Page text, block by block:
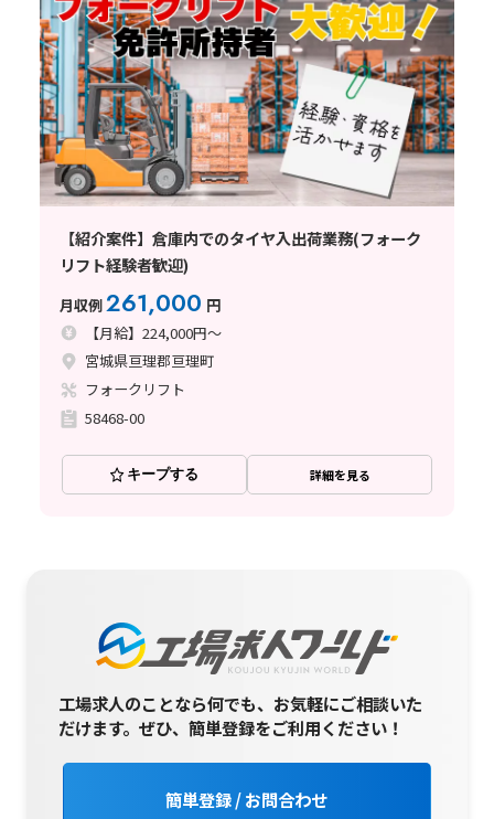
【紹介案件】倉庫内でのタイヤ入出荷業務(フォーク
リフト経験者歓迎)
月収例261,000 円
【月給】224,000円～
宮城県亘理郡亘理町
フォークリフト
58468-00
キープする 詳細を見る
工場求人のことなら何でも、お気軽にご相談いた
だけます。ぜひ、簡単登録をご利用ください！
簡単登録 / お問合わせ